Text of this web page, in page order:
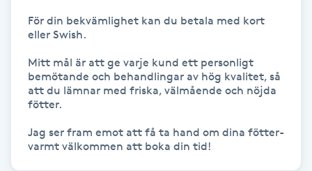
Huduppstramning
Hyaluronsyra
För din bekvämlighet kan du betala med kort
eller Swish.
Mitt mål är att ge varje kund ett personligt
bemötande och behandlingar av hög kvalitet, så
att du lämnar med friska, välmående och nöjda
fötter.
Jag ser fram emot att få ta hand om dina fötter-
varmt välkommen att boka din tid!